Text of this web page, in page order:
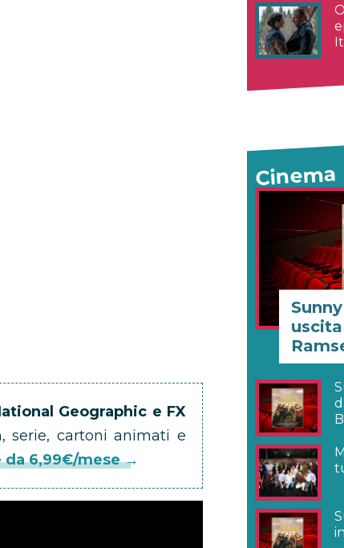
Geographic e FX
serie, cartoni animati e
6,99€/mese →
Cinema